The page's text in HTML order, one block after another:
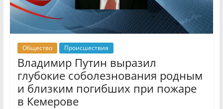
Общество Происшествия
Владимир Путин выразил
глубокие соболезнования родным
и близким погибших при пожаре
в Кемерове